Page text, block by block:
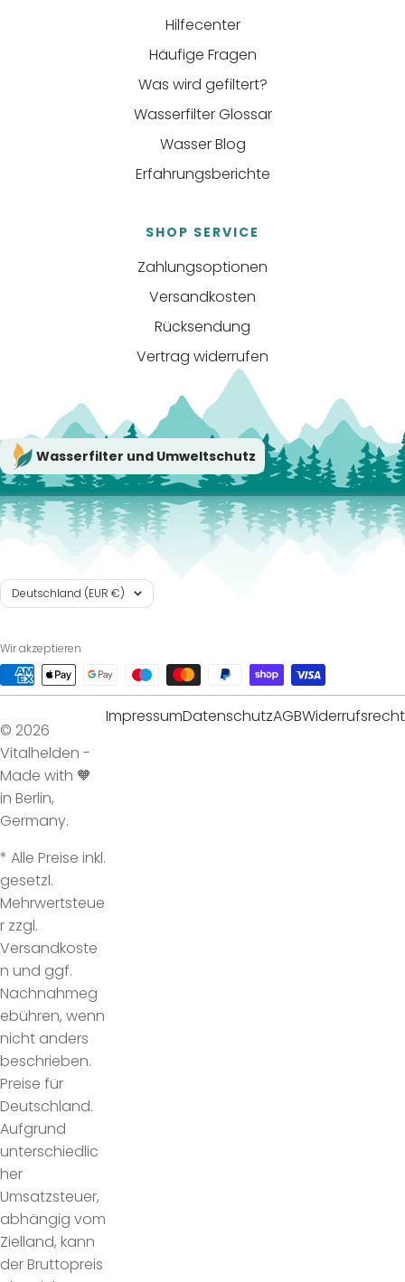
Hilfecenter
Häufige Fragen
Was wird gefiltert?
Wasserfilter Glossar
Wasser Blog
Erfahrungsberichte
SHOP SERVICE
Zahlungsoptionen
Versandkosten
Rücksendung
Vertrag widerrufen
Wasserfilter und Umweltschutz
Land/Region
Deutschland (EUR €)
Wir akzeptieren
© 2026
Vitalhelden -
Made with 🧡
in Berlin,
Germany.
* Alle Preise inkl.
gesetzl.
Mehrwertsteue
r zzgl.
Versandkoste
n und ggf.
Nachnahmeg
ebühren, wenn
nicht anders
beschrieben.
Preise für
Deutschland.
Aufgrund
unterschiedlic
her
Umsatzsteuer,
abhängig vom
Zielland, kann
der Bruttopreis
ImpressumDatenschutzAGBWiderrufsrecht